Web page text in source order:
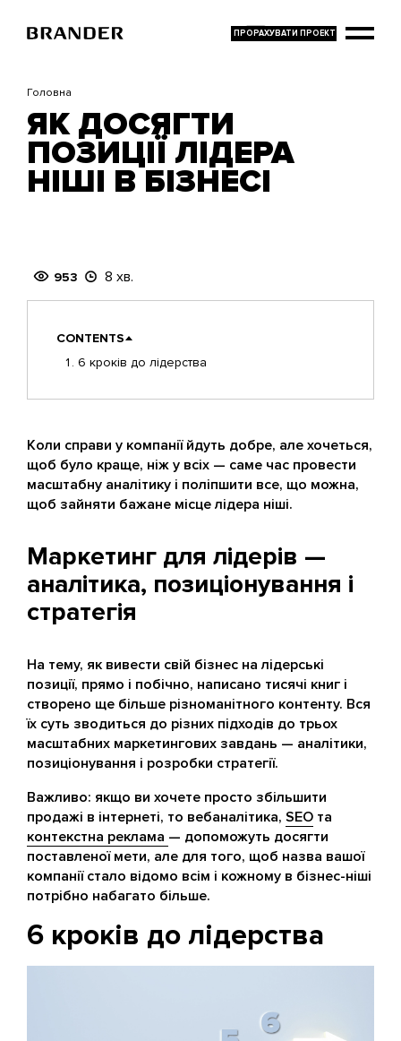
основного
Головна
ЯК ДОСЯГТИ
ПОЗИЦІЇ ЛІДЕРА
НІШІ В БІЗНЕСІ
953 8 хв.
CONTENTS
6 кроків до лідерства
Коли справи у компанії йдуть добре, але хочеться,
щоб було краще, ніж у всіх — саме час провести
масштабну аналітику і поліпшити все, що можна,
щоб зайняти бажане місце лідера ніші.
Маркетинг для лідерів —
аналітика, позиціонування і
стратегія
На тему, як вивести свій бізнес на лідерські
позиції, прямо і побічно, написано тисячі книг і
створено ще більше різноманітного контенту. Вся
їх суть зводиться до різних підходів до трьох
масштабних маркетингових завдань — аналітики,
позиціонування і розробки стратегії.
Важливо: якщо ви хочете просто збільшити
продажі в інтернеті, то вебаналітика, SEO та
контекстна реклама — допоможуть досягти
поставленої мети, але для того, щоб назва вашої
компанії стало відомо всім і кожному в бізнес-ніші
потрібно набагато більше.
6 кроків до лідерства